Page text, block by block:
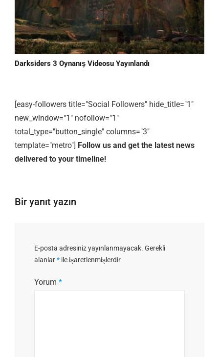
Darksiders 3 Oynanış Videosu Yayınlandı
[easy-followers title="Social Followers" hide_title="1"
new_window="1" nofollow="1"
total_type="button_single" columns="3"
template="metro"] Follow us and get the latest news
delivered to your timeline!
Bir yanıt yazın
E-posta adresiniz yayınlanmayacak. Gerekli
alanlar* ile işaretlenmişlerdir
Yorum *